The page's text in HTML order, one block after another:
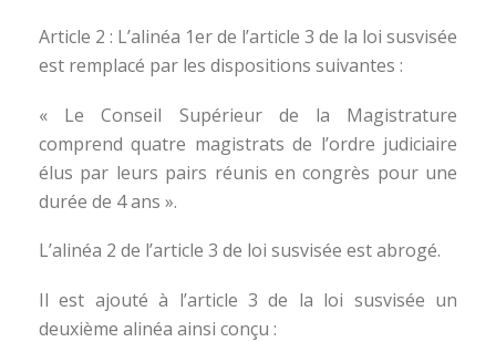
Article 2 : L’alinéa 1er de l’article 3 de la loi susvisée
est remplacé par les dispositions suivantes :
« Le Conseil Supérieur de la Magistrature
comprend quatre magistrats de l’ordre judiciaire
élus par leurs pairs réunis en congrès pour une
durée de 4 ans ».
L’alinéa 2 de l’article 3 de loi susvisée est abrogé.
Il est ajouté à l’article 3 de la loi susvisée un
deuxième alinéa ainsi conçu :